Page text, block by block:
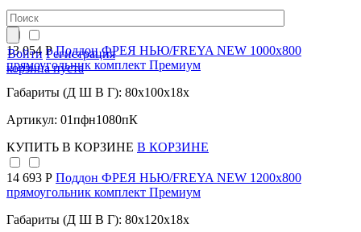
Войти Регистрация
корзина пуста
КУПИТЬ
13 054 РПоддон ФРЕЯ НЬЮ/FREYA NEW 1000х800
прямоугольник комплект Премиум
Габариты (Д Ш В Г): 80x100x18x
Артикул: 01пфн1080пК
КУПИТЬ В КОРЗИНЕ В КОРЗИНЕ
14 693 Р Поддон ФРЕЯ НЬЮ/FREYA NEW 1200х800
прямоугольник комплект Премиум
Габариты (Д Ш В Г): 80x120x18x